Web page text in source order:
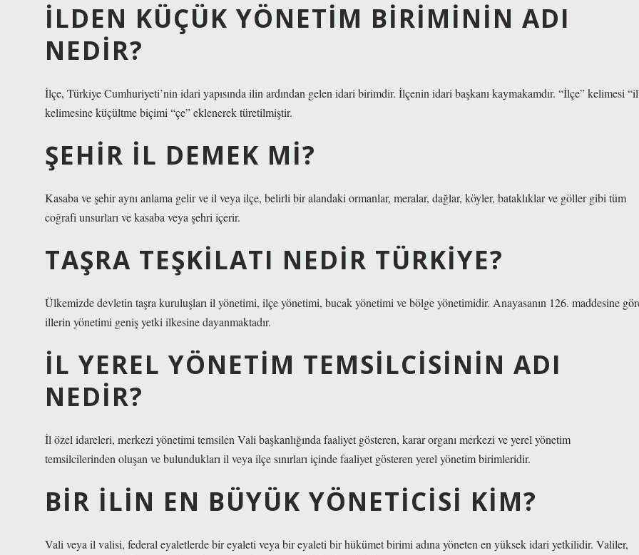
İLDEN KÜÇÜK YÖNETIM BIRIMININ ADI
NEDIR?
İlçe, Türkiye Cumhuriyeti’nin idari yapısında ilin ardından gelen idari birimdir. İlçenin idari başkanı kaymakamdır. “İlçe” kelimesi
kelimesine küçültme biçimi “çe” eklenerek türetilmiştir.
ŞEHIR IL DEMEK MI?
Kasaba ve şehir aynı anlama gelir ve il veya ilçe, belirli bir alandaki ormanlar, meralar, dağlar, köyler, bataklıklar ve göller gibi tüm
coğrafi unsurları ve kasaba veya şehri içerir.
TAŞRA TEŞKILATI NEDIR TÜRKIYE?
Ülkemizde devletin taşra kuruluşları il yönetimi, ilçe yönetimi, bucak yönetimi ve bölge yönetimidir. Anayasanın 126. maddesine
illerin yönetimi geniş yetki ilkesine dayanmaktadır.
İL YEREL YÖNETIM TEMSILCISININ ADI
NEDIR?
İl özel idareleri, merkezi yönetimi temsilen Vali başkanlığında faaliyet gösteren, karar organı merkezi ve yerel yönetim
temsilcilerinden oluşan ve bulundukları il veya ilçe sınırları içinde faaliyet gösteren yerel yönetim birimleridir.
BIR ILIN EN BÜYÜK YÖNETICISI KIM?
Vali veya il valisi, federal eyaletlerde bir eyaleti veya bir eyaleti bir hükümet birimi adına yöneten en yüksek idari yetkilidir. Valiler,